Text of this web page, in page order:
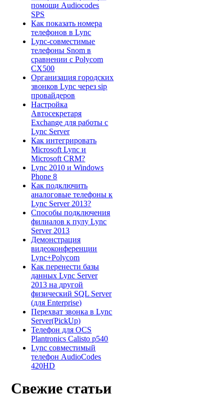
помощи Audiocodes
SPS
Как показать номера
телефонов в Lync
Lync-совместимые
телефоны Snom в
сравнении с Polycom
CX500
Организация городских
звонков Lync через sip
провайдеров
Настройка
Автосекретаря
Exchange для работы с
Lync Server
Как интегрировать
Microsoft Lync и
Microsoft CRM?
Lync 2010 и Windows
Phone 8
Как подключить
аналоговые телефоны к
Lync Server 2013?
Способы подключения
филиалов к пулу Lync
Server 2013
Демонстрация
видеоконференции
Lync+Polycom
Как перенести базы
данных Lync Server
2013 на другой
физический SQL Server
(для Enterprise)
Перехват звонка в Lync
Server(PickUp)
Телефон для OCS
Plantronics Calisto p540
Lync совместимый
телефон AudioCodes
420HD
Свежие статьи